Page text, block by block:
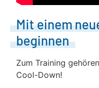
Mit einem
beginnen
Zum Training
Cool-Down!